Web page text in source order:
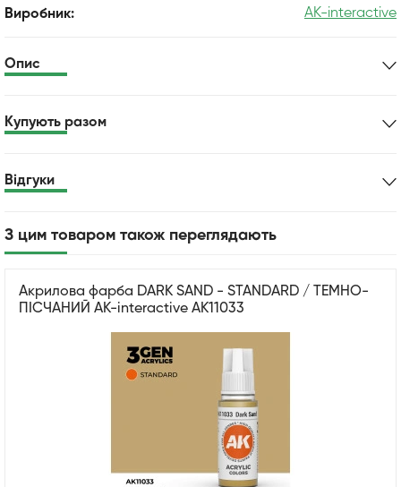
Виробник: AK-interactive
Опис
Купують разом
Відгуки
З цим товаром також переглядають
Акрилова фарба DARK SAND - STANDARD / ТЕМНО-
ПІСЧАНИЙ AK-interactive AK11033